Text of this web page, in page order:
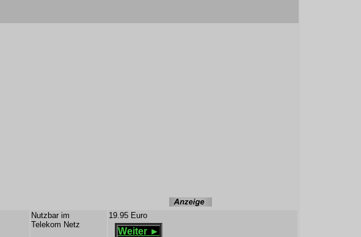
Nutzbar im
Telekom Netz
19.95 Euro
Weiter ►